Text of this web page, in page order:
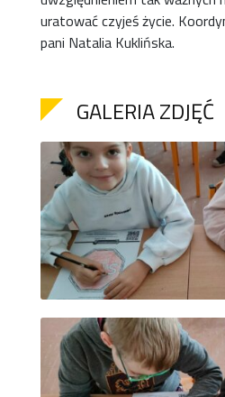
uratować czyjeś życie.
pani Natalia Kuklińska.
GALERIA ZDJĘĆ